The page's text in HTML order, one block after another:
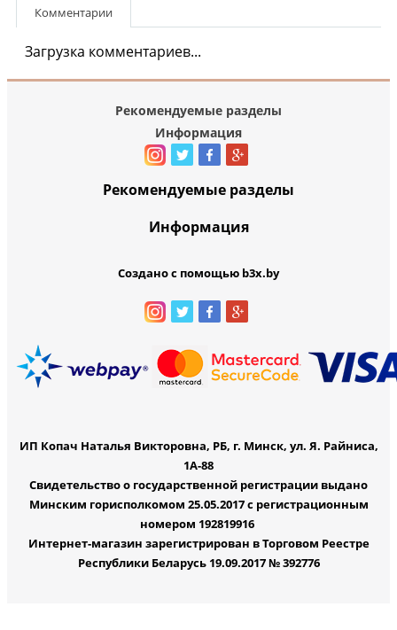
Комментарии
Загрузка комментариев...
Рекомендуемые разделы
Информация
Рекомендуемые разделы
Информация
Создано с помощью b3x.by
ИП Копач Наталья Викторовна, РБ, г. Минск, ул. Я. Райниса,
1А-88
Свидетельство о государственной регистрации выдано
Минским горисполкомом 25.05.2017 с регистрационным
номером 192819916
Интернет-магазин зарегистрирован в Торговом Реестре
Республики Беларусь 19.09.2017 № 392776